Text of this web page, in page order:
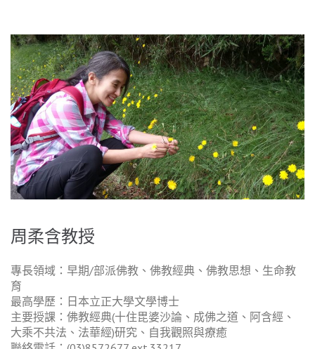
周柔含教授
專長領域：早期/部派佛教、佛教經典、佛教思想、生命教
育
最高學歷：日本立正大學文學博士
主要授課：佛教經典(十住毘婆沙論、成佛之道、阿含經、
大乘不共法、法華經)研究、自我觀照與療癒